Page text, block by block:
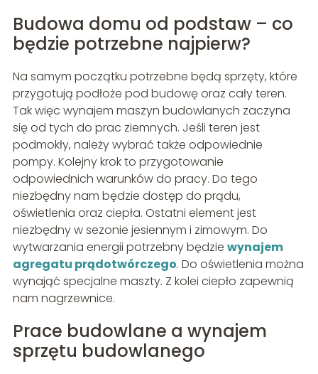
Budowa domu od podstaw – co
będzie potrzebne najpierw?
Na samym początku potrzebne będą sprzęty, które
przygotują podłoże pod budowę oraz cały teren.
Tak więc wynajem maszyn budowlanych zaczyna
się od tych do prac ziemnych. Jeśli teren jest
podmokły, należy wybrać także odpowiednie
pompy. Kolejny krok to przygotowanie
odpowiednich warunków do pracy. Do tego
niezbędny nam będzie dostęp do prądu,
oświetlenia oraz ciepła. Ostatni element jest
niezbędny w sezonie jesiennym i zimowym. Do
wytwarzania energii potrzebny będzie wynajem
agregatu prądotwórczego. Do oświetlenia można
wynająć specjalne maszty. Z kolei ciepło zapewnią
nam nagrzewnice.
Prace budowlane a wynajem
sprzętu budowlanego